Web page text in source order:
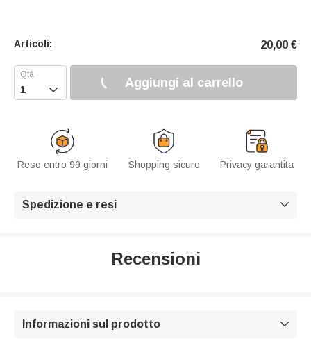
Articoli: 20,00 €
 Aggiungi al carrello
Reso entro 99 giorni Shopping sicuro Privacy garantita
Spedizione e resi 
Recensioni
Informazioni sul prodotto 